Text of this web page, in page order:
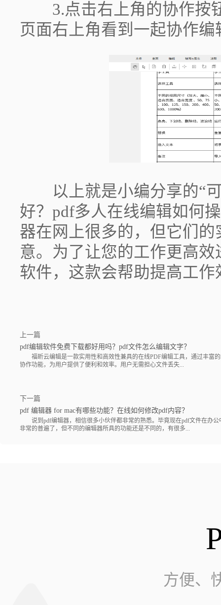
3.点击右上角的协作按
页面右上角看到一起协作
以上就是小编分享的“可
好？pdf多人在线编辑如何
器在网上很多的，但它们
意。为了让您的工作更高
软件，这款会帮助提高工作
上一篇
pdf编辑软件免费下载都好用吗？pdf文件怎么编辑文字？
福昕云编辑是一款实用性和高效性兼具的在线PDF编辑工具，通过丰富
协作功能，为用户提供了便利和效率。用户无需担心文件丢失...
下一篇
pdf 编辑器 for mac有哪些功能？在线如何修改pdf内容？
说到pdf编辑器，相信很多小伙伴都非常的熟悉。毕竟现在pdf文件在办公
非常的普遍了，但不同的编辑器所具的功能还是不同的，有很多...
方便、